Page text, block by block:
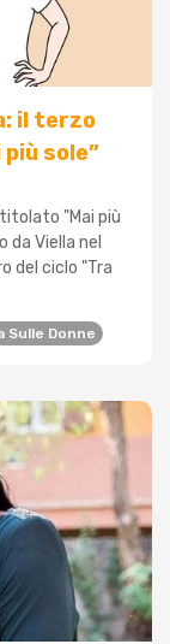
il terzo
sole”
"Mai più
Viella nel
del ciclo "Tra
Sulle Donne